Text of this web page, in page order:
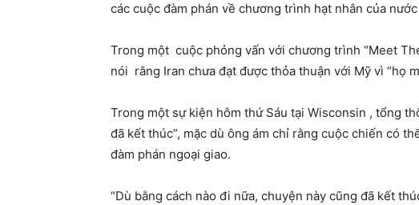
các cuộc đàm phán về chương trình hạt nhân của nước
Trong một cuộc phỏng vấn với chương trình “Meet
nói rằng Iran chưa đạt được thỏa thuận với Mỹ vì “họ
Trong một sự kiện hôm thứ Sáu tại Wisconsin , tổng
đã kết thúc”, mặc dù ông ám chỉ rằng cuộc chiến có
đàm phán ngoại giao.
“Dù bằng cách nào đi nữa, chuyện này cũng đã kết